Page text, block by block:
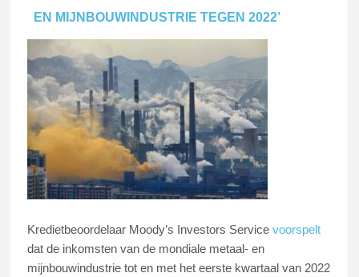
EN MIJNBOUWINDUSTRIE TEGEN 2022’
Kredietbeoordelaar Moody’s Investors Servicevoorspelt
dat de inkomsten van de mondiale metaal- en
mijnbouwindustrie tot en met het eerste kwartaal van 2022